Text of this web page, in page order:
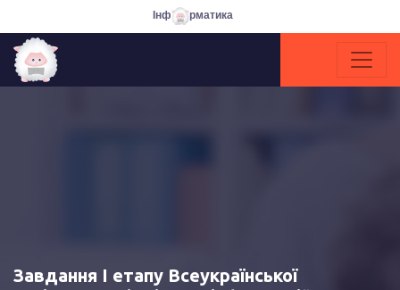
Інф рматика
Завдання І етапу Всеукраїнської